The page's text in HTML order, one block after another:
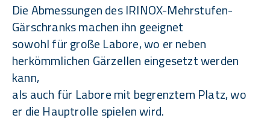
Die Abmessungen des IRINOX-Mehrstufen-
Gärschranks machen ihn geeignet
sowohl für große Labore, wo er neben
herkömmlichen Gärzellen eingesetzt werden
kann,
als auch für Labore mit begrenztem Platz, wo
er die Hauptrolle spielen wird.